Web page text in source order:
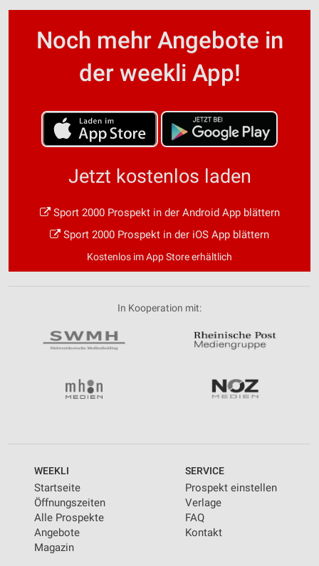
Noch mehr Angebote in
der weekli App!
Jetzt kostenlos laden
Sport 2000 Prospekt in der Android App blättern
Sport 2000 Prospekt in der iOS App blättern
Kostenlos im App Store erhältlich
In Kooperation mit:
WEEKLI
Startseite
Öffnungszeiten
Alle Prospekte
Angebote
Magazin
SERVICE
Prospekt einstellen
Verlage
FAQ
Kontakt